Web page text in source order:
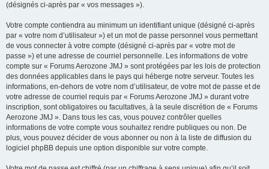
(désignés ci-après par « vos messages »).
Votre compte contiendra au minimum un identifiant unique (désigné ci-après
par « votre nom d’utilisateur ») et un mot de passe personnel vous permettant
de vous connecter à votre compte (désigné ci-après par « votre mot de
passe ») et une adresse de courriel personnelle. Les informations de votre
compte sur « Forums Aerozone JMJ » sont protégées par les lois de protection
des données applicables dans le pays qui héberge notre serveur. Toutes les
informations, en-dehors de votre nom d’utilisateur, de votre mot de passe et de
votre adresse de courriel requis par « Forums Aerozone JMJ » durant votre
inscription, sont obligatoires ou facultatives, à la seule discrétion de « Forums
Aerozone JMJ ». Dans tous les cas, vous pouvez contrôler quelles
informations de votre compte vous souhaitez rendre publiques ou non. De
plus, vous pouvez décider de vous abonner ou non à la liste de diffusion du
logiciel phpBB depuis une option disponible sur votre compte.